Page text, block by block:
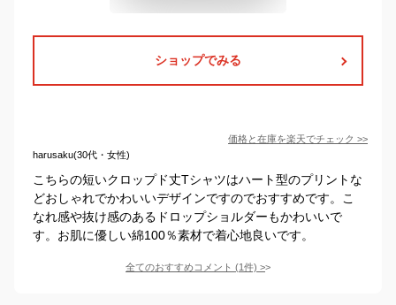
ショップでみる
価格と在庫を楽天でチェック >>
harusaku(30代・女性)
こちらの短いクロップド丈Tシャツはハート型のプリントな
どおしゃれでかわいいデザインですのでおすすめです。こ
なれ感や抜け感のあるドロップショルダーもかわいいで
す。お肌に優しい綿100％素材で着心地良いです。
全てのおすすめコメント (1件) >